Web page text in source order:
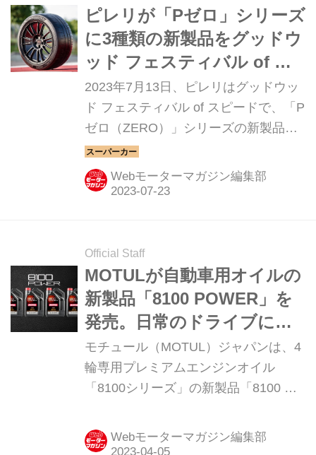
ピレリが「Pゼロ」シリーズ
に3種類の新製品をグッドウ
ッド フェスティバル of ス
ピードで発表【タイヤ】
2023年7月13日、ピレリはグッドウッ
ド フェスティバル of スピードで、「P
ゼロ（ZERO）」シリーズの新製品、
「Pゼロ E」、「Pゼロ R」、そして
「Pゼロ トロフェオ（Trofeo）RS」
（タイトル写真）を発表した。
Webモーターマガジン編集部
Official Staff
MOTULが自動車用オイルの
新製品「8100 POWER」を
発売。日常のドライブにワ
ンランク上の潤いを与える
モチュール（MOTUL）ジャパンは、4
輪専用プレミアムエンジンオイル
「8100シリーズ」の新製品「8100 パ
4月より順次発売する。
Webモーターマガジン編集部